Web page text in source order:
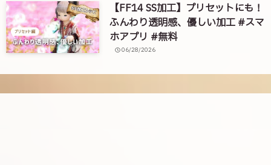
【FF14 SS加工】プリセットにも！
ふんわり透明感、優しい加工 #スマ
ホアプリ #無料
06/28/2026